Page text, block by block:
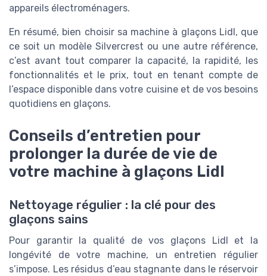
appareils électroménagers.
En résumé, bien choisir sa machine à glaçons Lidl, que
ce soit un modèle Silvercrest ou une autre référence,
c’est avant tout comparer la capacité, la rapidité, les
fonctionnalités et le prix, tout en tenant compte de
l’espace disponible dans votre cuisine et de vos besoins
quotidiens en glaçons.
Conseils d’entretien pour
prolonger la durée de vie de
votre machine à glaçons Lidl
Nettoyage régulier : la clé pour des
glaçons sains
Pour garantir la qualité de vos glaçons Lidl et la
longévité de votre machine, un entretien régulier
s’impose. Les résidus d’eau stagnante dans le réservoir